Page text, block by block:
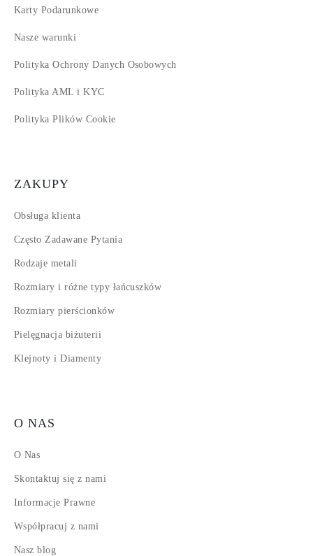
Karty Podarunkowe
Nasze warunki
Polityka Ochrony Danych Osobowych
Polityka AML i KYC
Polityka Plików Cookie
ZAKUPY
Obsługa klienta
Często Zadawane Pytania
Rodzaje metali
Rozmiary i różne typy łańcuszków
Rozmiary pierścionków
Pielęgnacja biżuterii
Klejnoty i Diamenty
O NAS
O Nas
Skontaktuj się z nami
Informacje Prawne
Współpracuj z nami
Nasz blog